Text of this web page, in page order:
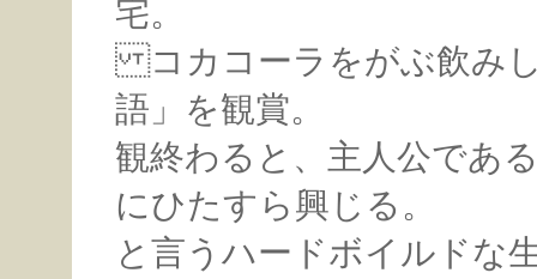
宅。
コカコーラをがぶ飲み
語」を観賞。
観終わると、主人公であ
にひたすら興じる。
と言うハードボイルドな